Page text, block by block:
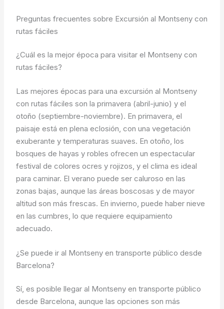
Preguntas frecuentes sobre Excursión al Montseny con
rutas fáciles
¿Cuál es la mejor época para visitar el Montseny con
rutas fáciles?
Las mejores épocas para una excursión al Montseny
con rutas fáciles son la primavera (abril-junio) y el
otoño (septiembre-noviembre). En primavera, el
paisaje está en plena eclosión, con una vegetación
exuberante y temperaturas suaves. En otoño, los
bosques de hayas y robles ofrecen un espectacular
festival de colores ocres y rojizos, y el clima es ideal
para caminar. El verano puede ser caluroso en las
zonas bajas, aunque las áreas boscosas y de mayor
altitud son más frescas. En invierno, puede haber nieve
en las cumbres, lo que requiere equipamiento
adecuado.
¿Se puede ir al Montseny en transporte público desde
Barcelona?
Sí, es posible llegar al Montseny en transporte público
desde Barcelona, aunque las opciones son más